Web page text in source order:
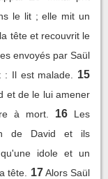
le lit ; elle mit un
tête et recouvrit le
envoyés par Saül
Il est malade.
15
et de le lui amener
à mort.
16
Les
de David et ils
idole et un
tête.
17 Alors Saül